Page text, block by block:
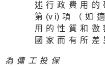
述行政費用的
第 (v i)項（如
用的性質和數
國家而有所差
為傭工投保